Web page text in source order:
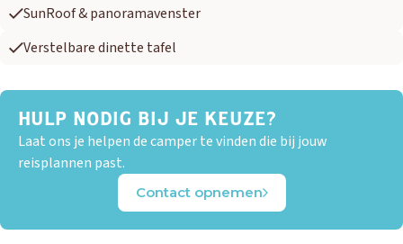
SunRoof & panoramavenster
Verstelbare dinette tafel
HULP NODIG BIJ JE KEUZE?
Laat ons je helpen de camper te vinden die bij jouw
reisplannen past.
Contact opnemen